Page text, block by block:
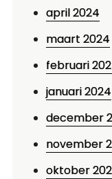
april 2024
maart 2024
februari
januari 2024
december
november
oktober